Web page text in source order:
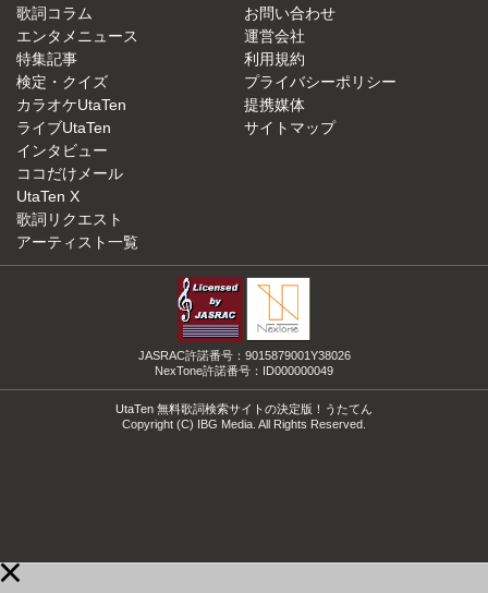
歌詞コラム
エンタメニュース
特集記事
検定・クイズ
カラオケUtaTen
ライブUtaTen
インタビュー
ココだけメール
UtaTen X
歌詞リクエスト
アーティスト一覧
お問い合わせ
運営会社
利用規約
プライバシーポリシー
提携媒体
サイトマップ
JASRAC許諾番号：9015879001Y38026
NexTone許諾番号：ID000000049
UtaTen 無料歌詞検索サイトの決定版！うたてん
Copyright (C) IBG Media. All Rights Reserved.